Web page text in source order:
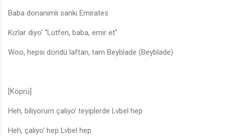
Baba donanımlı sanki Emirates
Kızlar diyo' ''Lütfen, baba, emir et''
Woo, hepsi döndü laftan, tam Beyblade (Beyblade)
[Köprü]
Heh, biliyorum çalıyo' teyiplerde Lvbel hep
Heh, çalıyo' hep Lvbel hep